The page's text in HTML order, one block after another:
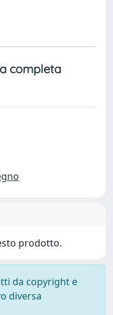
completa
prodotto.
da copyright e
diversa